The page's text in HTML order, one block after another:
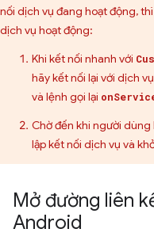
nối dịch vụ đang hoạt động,
dịch vụ hoạt động:
Khi kết nối nhanh với
hãy kết nối lại với dịch
và lệnh gọi lại
Chờ đến khi người
lập kết nối dịch vụ và
Mở đường liên
Android